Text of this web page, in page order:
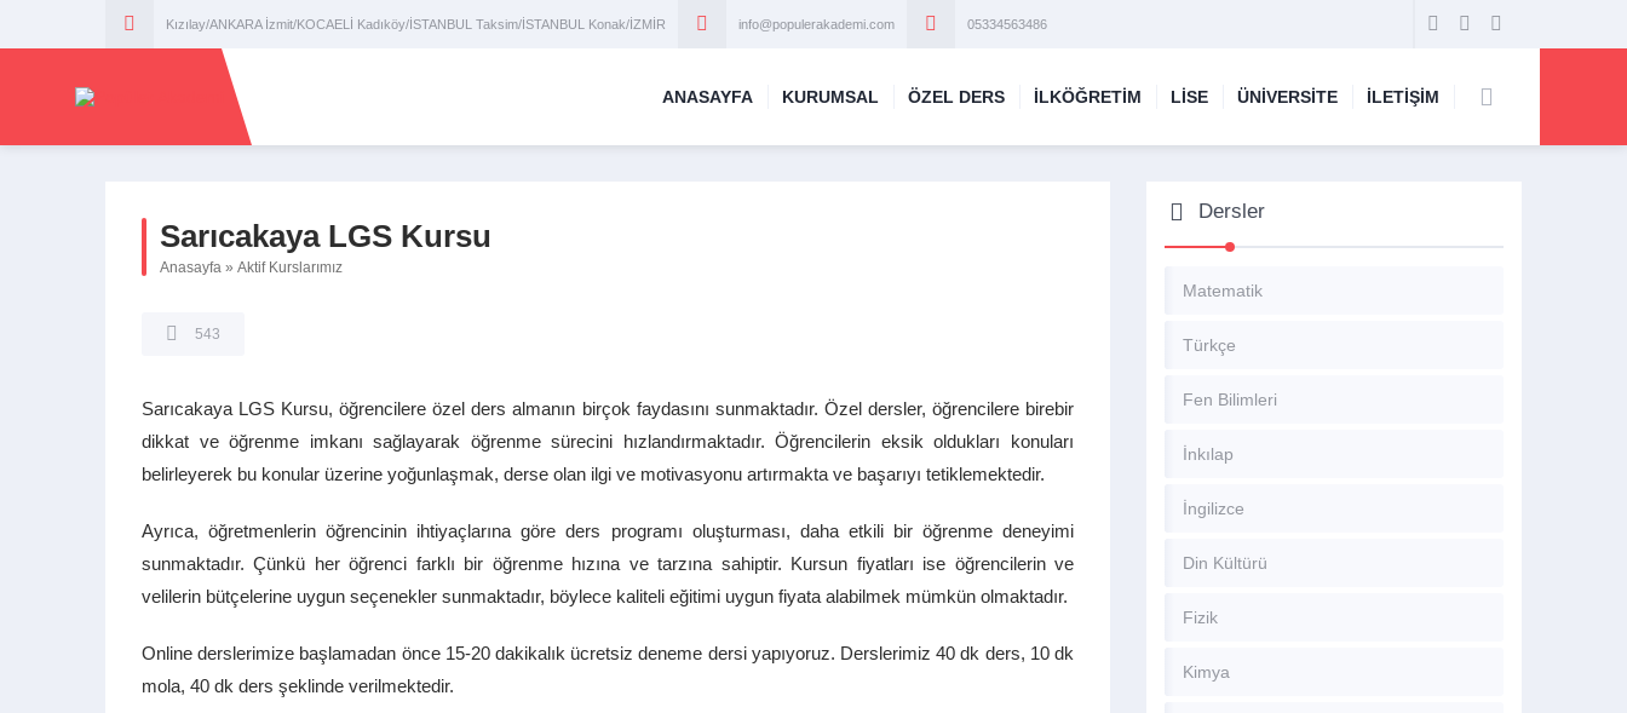
Kızılay/ANKARA İzmit/KOCAELİ Kadıköy/İSTANBUL Taksim/İSTANBUL Konak/İZMİR info@populerakademi.com 05334563486
ANASAYFA KURUMSAL ÖZEL DERS İLKÖĞRETİM LİSE ÜNİVERSİTE İLETİŞİM
Sarıcakaya LGS Kursu
Anasayfa » Aktif Kurslarımız
543
Sarıcakaya LGS Kursu, öğrencilere özel ders almanın birçok faydasını sunmaktadır. Özel dersler, öğrencilere birebir
dikkat ve öğrenme imkanı sağlayarak öğrenme sürecini hızlandırmaktadır. Öğrencilerin eksik oldukları konuları
belirleyerek bu konular üzerine yoğunlaşmak, derse olan ilgi ve motivasyonu artırmakta ve başarıyı tetiklemektedir.
Ayrıca, öğretmenlerin öğrencinin ihtiyaçlarına göre ders programı oluşturması, daha etkili bir öğrenme deneyimi
sunmaktadır. Çünkü her öğrenci farklı bir öğrenme hızına ve tarzına sahiptir. Kursun fiyatları ise öğrencilerin ve
velilerin bütçelerine uygun seçenekler sunmaktadır, böylece kaliteli eğitimi uygun fiyata alabilmek mümkün olmaktadır.
Online derslerimize başlamadan önce 15-20 dakikalık ücretsiz deneme dersi yapıyoruz. Derslerimiz 40 dk ders, 10 dk
mola, 40 dk ders şeklinde verilmektedir.
Dersler
Matematik
Türkçe
Fen Bilimleri
İnkılap
İngilizce
Din Kültürü
Fizik
Kimya